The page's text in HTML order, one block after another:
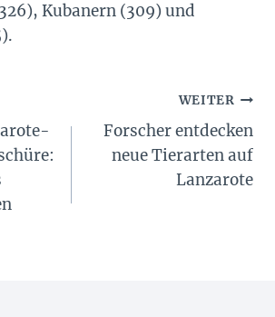
Kubanern (309) und
WEITER
Forscher entdecken
neue Tierarten auf
Lanzarote